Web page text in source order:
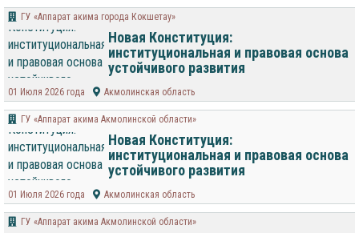
ГУ «Аппарат акима города Кокшетау»
Новая Конституция:
институциональная и правовая основа
устойчивого развития
01 Июля 2026 года Акмолинская область
ГУ «Аппарат акима Акмолинской области»
Новая Конституция:
институциональная и правовая основа
устойчивого развития
01 Июля 2026 года Акмолинская область
ГУ «Аппарат акима Акмолинской области»